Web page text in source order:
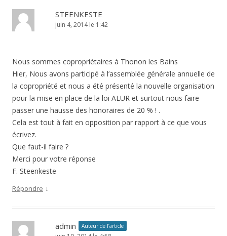
STEENKESTE
juin 4, 2014 le 1:42
Nous sommes copropriétaires à Thonon les Bains
Hier, Nous avons participé à l’assemblée générale annuelle de
la copropriété et nous a été présenté la nouvelle organisation
pour la mise en place de la loi ALUR et surtout nous faire
passer une hausse des honoraires de 20 % ! .
Cela est tout à fait en opposition par rapport à ce que vous
écrivez.
Que faut-il faire ?
Merci pour votre réponse
F. Steenkeste
Répondre ↓
admin Auteur de l’article